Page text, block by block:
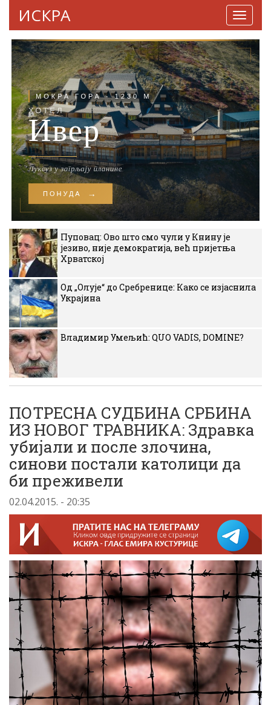
ИСКРА
Пуповац: Ово што смо чули у Книну је
језиво, није демократија, већ пријетња
Хрватској
Од „Олује“ до Сребренице: Како се изјаснила
Украјина
Владимир Умељић: QUO VADIS, DOMINE?
ПОТРЕСНА СУДБИНА СРБИНА
ИЗ НОВОГ ТРАВНИКА: Здравка
убијали и после злочина,
синови постали католици да
би преживели
02.04.2015. - 20:35